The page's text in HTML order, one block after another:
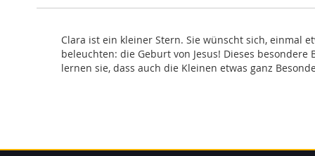
Clara ist ein kleiner Stern. Sie wünscht sich, einmal
beleuchten: die Geburt von Jesus! Dieses
lernen sie, dass auch die Kleinen etwas ganz